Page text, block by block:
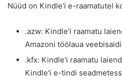
Nüüd on Kindle'i e-raamatutel
.azw: Kindle'i raamatu
Amazoni töölaua
.kfx: Kindle'i raamatu
Kindle'i e-tindi